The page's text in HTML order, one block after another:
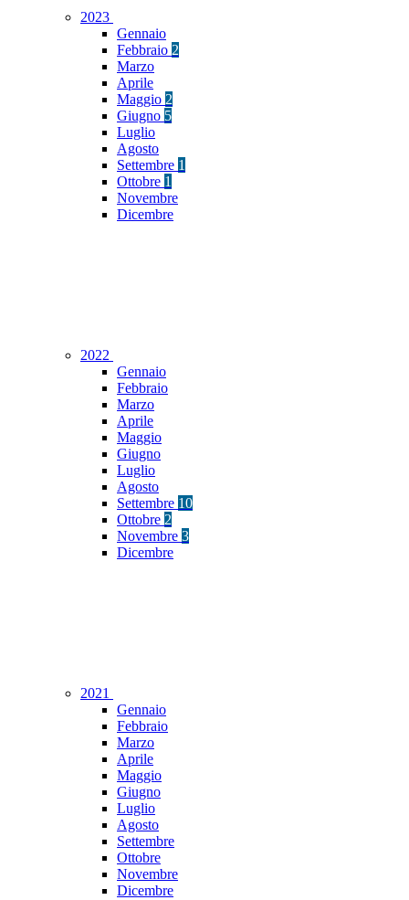
2023
Gennaio
Febbraio 2
Marzo
Aprile
Maggio 2
Giugno 5
Luglio
Agosto
Settembre 1
Ottobre 1
Novembre
Dicembre
2022
Gennaio
Febbraio
Marzo
Aprile
Maggio
Giugno
Luglio
Agosto
Settembre 10
Ottobre 2
Novembre 3
Dicembre
2021
Gennaio
Febbraio
Marzo
Aprile
Maggio
Giugno
Luglio
Agosto
Settembre
Ottobre
Novembre
Dicembre